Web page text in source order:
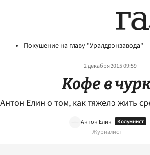
Покушение на главу "Уралдронзавода"
2 декабря 2015 09:59
Кофе в
Антон Елин о том, как тяжело жить
Антон Елин
Журналист